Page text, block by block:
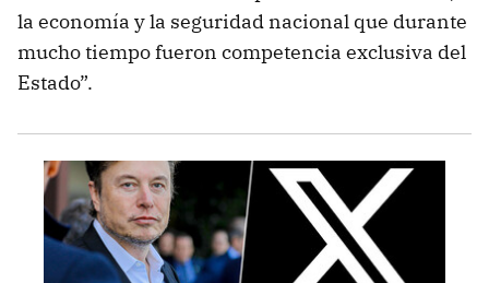
la economía y la seguridad nacional que durante
mucho tiempo fueron competencia exclusiva del
Estado”.